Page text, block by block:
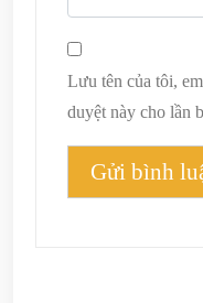
Lưu tên của tôi,
duyệt này cho lần